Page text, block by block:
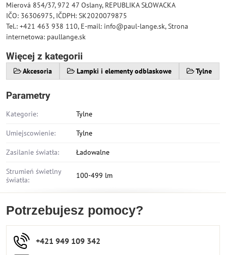
Mierová 854/37, 972 47 Oslany, REPUBLIKA SŁOWACKA
IČO: 36306975, IČDPH: SK2020079875
Tel.: +421 463 938 110, E-mail: info@paul-lange.sk, Strona
internetowa: paullange.sk
Więcej z kategorii
Akcesoria Lampki i elementy odblaskowe Tylne
Parametry
Kategorie: Tylne
Umiejscowienie: Tylne
Zasilanie światła: Ładowalne
Strumień świetlny
światła:
100-499 lm
Potrzebujesz pomocy?
+421 949 109 342